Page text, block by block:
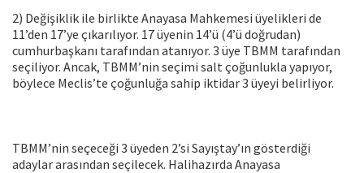
2) Değişiklik ile birlikte Anayasa Mahkemesi üyelikleri de
11’den 17’ye çıkarılıyor. 17 üyenin 14’ü (4’ü doğrudan)
cumhurbaşkanı tarafından atanıyor. 3 üye TBMM tarafından
seçiliyor. Ancak, TBMM’nin seçimi salt çoğunlukla yapıyor,
böylece Meclis’te çoğunluğa sahip iktidar 3 üyeyi belirliyor.
TBMM’nin seçeceği 3 üyeden 2’si Sayıştay’ın gösterdiği
adaylar arasından seçilecek. Halihazırda Anayasa